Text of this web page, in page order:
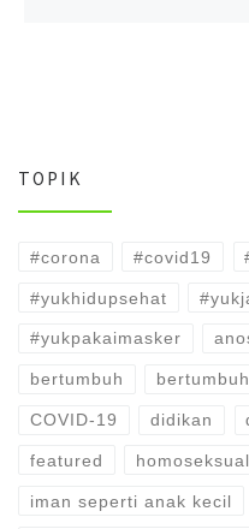
TOPIK
#corona #covid19
#yukhidupsehat
#yukpakaimasker
bertumbuh
COVID-19 didikan
featured homoseksual
iman seperti anak kecil